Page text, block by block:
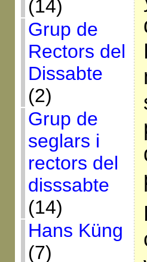
(14)
Grup de
Rectors del
Dissabte
(2)
Grup de
seglars i
rectors del
disssabte
(14)
Hans Küng
(7)